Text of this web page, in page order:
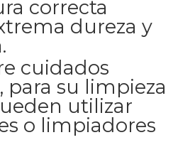
correcta
dureza y
cuidados
para su limpieza
utilizar
o limpiadores